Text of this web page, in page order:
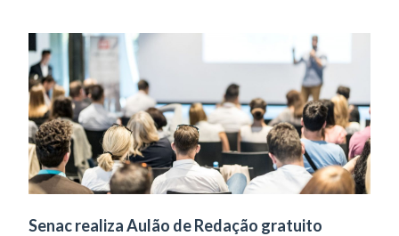
Senac realiza Aulão de Redação gratuito